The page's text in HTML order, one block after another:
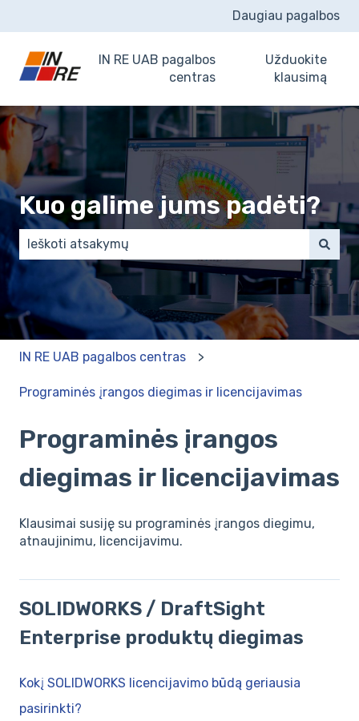
Daugiau pagalbos
IN RE UAB pagalbos
centras
Užduokite
klausimą
Kuo galime jums padėti?
Pasiūlymų nėra, nes tuščias paieškos laukas.
IN RE UAB pagalbos centras
Programinės įrangos diegimas ir licencijavimas
Programinės įrangos
diegimas ir licencijavimas
Klausimai susiję su programinės įrangos diegimu,
atnaujinimu, licencijavimu.
SOLIDWORKS / DraftSight
Enterprise produktų diegimas
Kokį SOLIDWORKS licencijavimo būdą geriausia
pasirinkti?